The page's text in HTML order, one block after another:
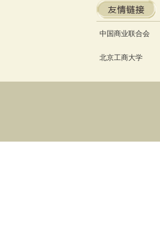
中国商业联合会
北京工商大学